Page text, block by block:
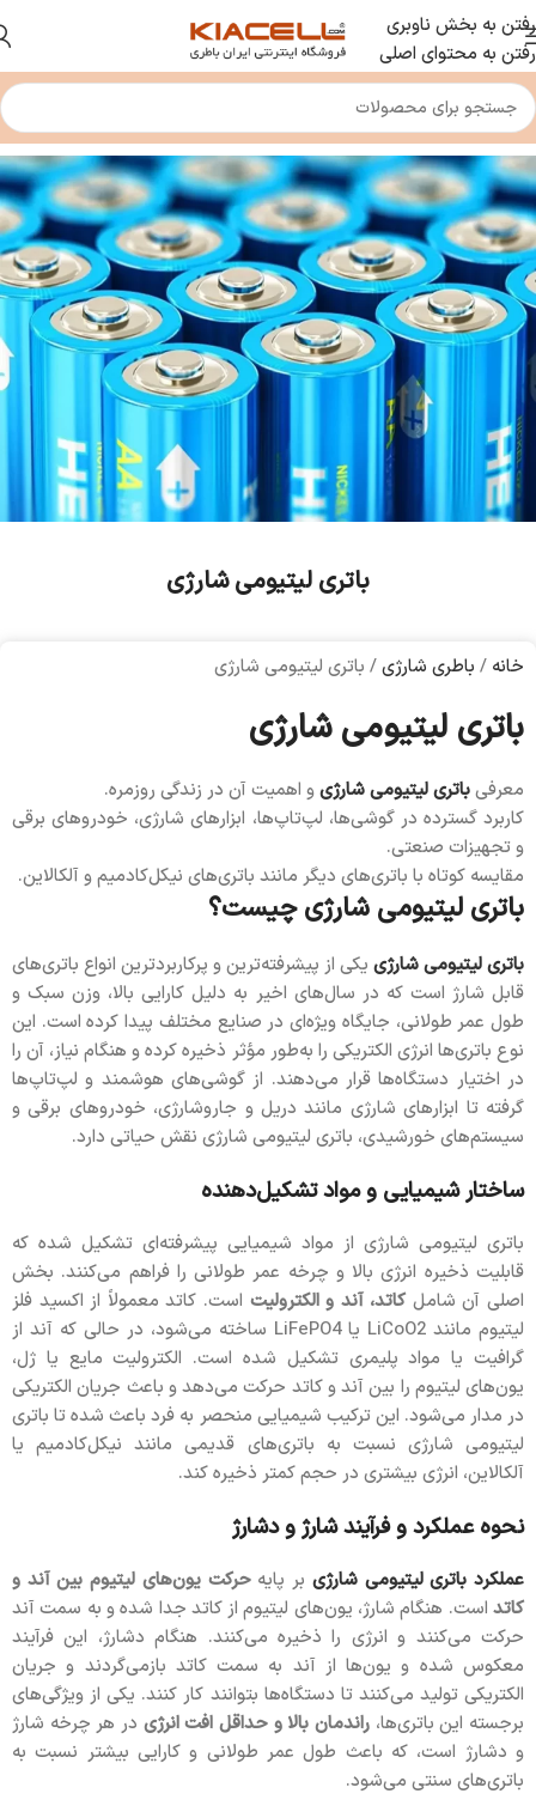
رفتن به بخش ناوبری
رفتن به محتوای اصلی
باتری لیتیومی شارژی
خانه / باطری شارژی/ باتری لیتیومی شارژی
باتری لیتیومی شارژی
معرفیباتری لیتیومی شارژیو اهمیت آن در زندگی روزمره.
کاربرد گسترده در گوشی‌ها، لپ‌تاپ‌ها، ابزارهای شارژی، خودروهای برقی
و تجهیزات صنعتی.
مقایسه کوتاه با باتری‌های دیگر مانند باتری‌های نیکل‌کادمیم و آلکالاین.
باتری لیتیومی شارژی چیست؟
باتری لیتیومی شارژی یکی از پیشرفته‌ترین و پرکاربردترین انواع باتری‌های
قابل شارژ است که در سال‌های اخیر به دلیل کارایی بالا، وزن سبک و
طول عمر طولانی، جایگاه ویژه‌ای در صنایع مختلف پیدا کرده است. این
نوع باتری‌ها انرژی الکتریکی را به‌طور مؤثر ذخیره کرده و هنگام نیاز، آن را
در اختیار دستگاه‌ها قرار می‌دهند. از گوشی‌های هوشمند و لپ‌تاپ‌ها
گرفته تا ابزارهای شارژی مانند دریل و جاروشارژی، خودروهای برقی و
سیستم‌های خورشیدی، باتری لیتیومی شارژی نقش حیاتی دارد.
ساختار شیمیایی و مواد تشکیل‌دهنده
باتری لیتیومی شارژی از مواد شیمیایی پیشرفته‌ای تشکیل شده که
قابلیت ذخیره انرژی بالا و چرخه عمر طولانی را فراهم می‌کنند. بخش
اصلی آن شامل کاتد، آند و الکترولیت است. کاتد معمولاً از اکسید فلز
لیتیوم مانند LiCoO2 یا LiFePO4 ساخته می‌شود، در حالی که آند از
گرافیت یا مواد پلیمری تشکیل شده است. الکترولیت مایع یا ژل،
یون‌های لیتیوم را بین آند و کاتد حرکت می‌دهد و باعث جریان الکتریکی
در مدار می‌شود. این ترکیب شیمیایی منحصر به فرد باعث شده تا باتری
لیتیومی شارژی نسبت به باتری‌های قدیمی مانند نیکل‌کادمیم یا
آلکالاین، انرژی بیشتری در حجم کمتر ذخیره کند.
نحوه عملکرد و فرآیند شارژ و دشارژ
عملکرد باتری لیتیومی شارژی بر پایهحرکت یون‌های لیتیوم بین آند و
کاتد است. هنگام شارژ، یون‌های لیتیوم از کاتد جدا شده و به سمت آند
حرکت می‌کنند و انرژی را ذخیره می‌کنند. هنگام دشارژ، این فرآیند
معکوس شده و یون‌ها از آند به سمت کاتد بازمی‌گردند و جریان
الکتریکی تولید می‌کنند تا دستگاه‌ها بتوانند کار کنند. یکی از ویژگی‌های
برجسته این باتری‌ها، راندمان بالا و حداقل افت انرژی در هر چرخه شارژ
و دشارژ است، که باعث طول عمر طولانی و کارایی بیشتر نسبت به
باتری‌های سنتی می‌شود.